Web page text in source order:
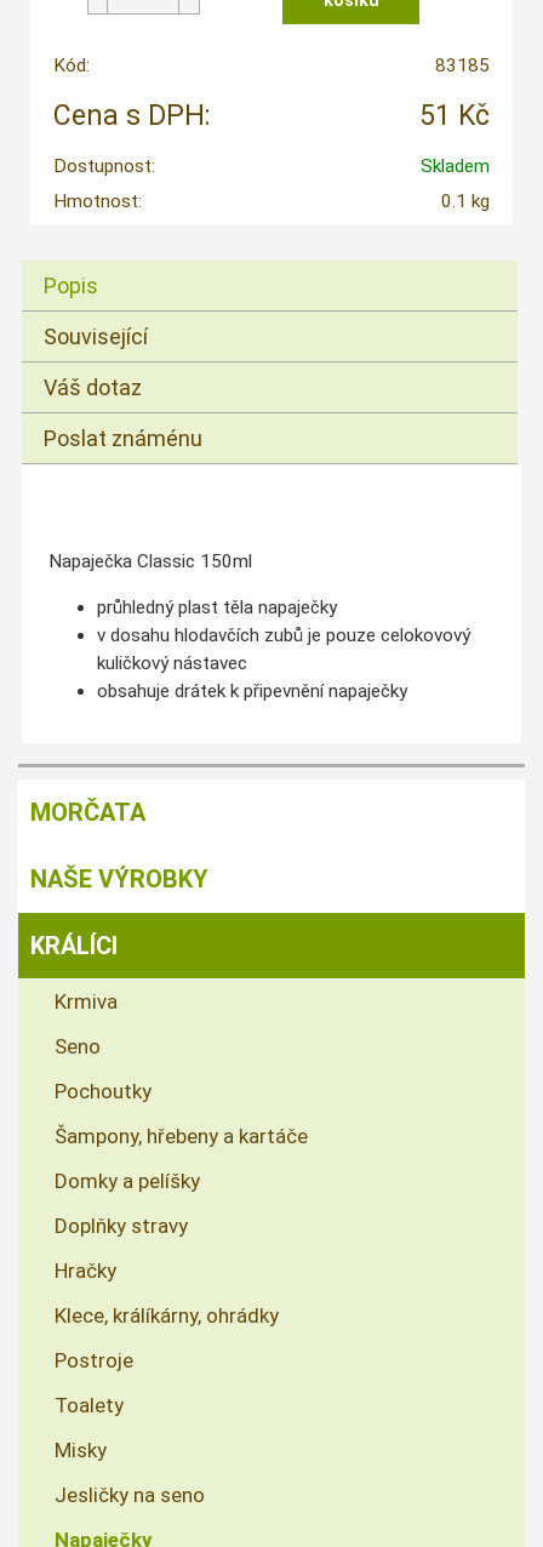
Kód: 83185
Cena s DPH: 51 Kč
Dostupnost:
Skladem
Hmotnost:
0.1 kg
Popis
Související
Váš dotaz
Poslat známénu
Napaječka Classic 150ml
průhledný plast těla napaječky
v dosahu hlodavčích zubů je pouze celokovový
kuličkový nástavec
obsahuje drátek k připevnění napaječky
MORČATA
NAŠE VÝROBKY
KRÁLÍCI
Krmiva
Seno
Pochoutky
Šampony, hřebeny a kartáče
Domky a pelíšky
Doplňky stravy
Hračky
Klece, králíkárny, ohrádky
Postroje
Toalety
Misky
Jesličky na seno
Napaječky